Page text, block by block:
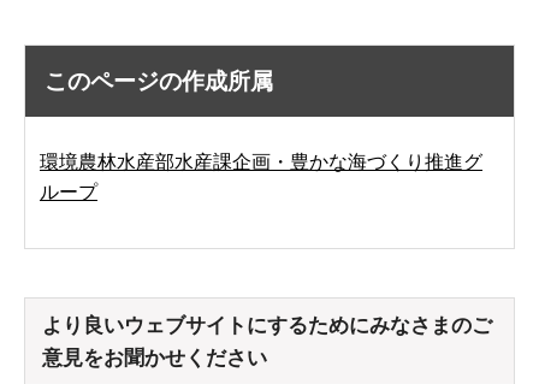
このページの作成所属
環境農林水産部水産課企画・豊かな海づくり推進グ
ループ
より良いウェブサイトにするためにみなさまのご
意見をお聞かせください